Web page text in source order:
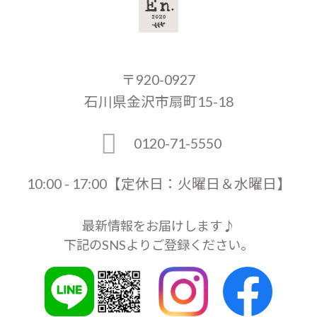
〒920-0927
石川県金沢市扇町15-18
0120-71-5550
10:00 - 17:00【定休日：火曜日＆水曜日】
最新情報をお届けします♪
下記のSNSよりご登録ください。